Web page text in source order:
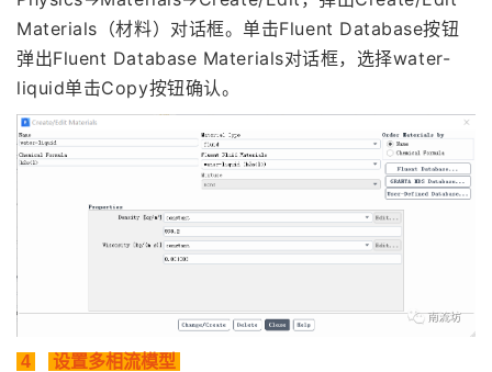
Materials（材料）对话框。单击Fluent Database按钮
弹出Fluent Database Materials对话框，选择water-
liquid单击Copy按钮确认。
4 设置多相流模型